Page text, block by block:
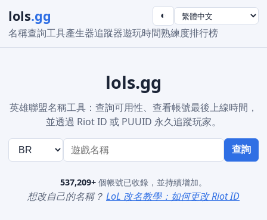
lols.gg
名稱查詢工具產生器追蹤器遊玩時間熟練度排行榜
◐
lols.gg
英雄聯盟名稱工具：查詢可用性、查看帳號最後上線時間，
並透過 Riot ID 或 PUUID 永久追蹤玩家。
查詢
537,209+ 個帳號已收錄，並持續增加。
想改自己的名稱？ LoL 改名教學：如何更改 Riot ID